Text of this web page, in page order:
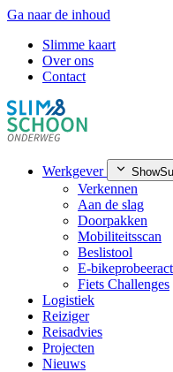
Ga naar de inhoud
Slimme kaart
Over ons
Contact
Werkgever
Verkennen
Aan de slag
Doorpakken
Mobiliteitsscan
Beslistool
E-
Fiets Challenges
Logistiek
Reiziger
Reisadvies
Projecten
Nieuws